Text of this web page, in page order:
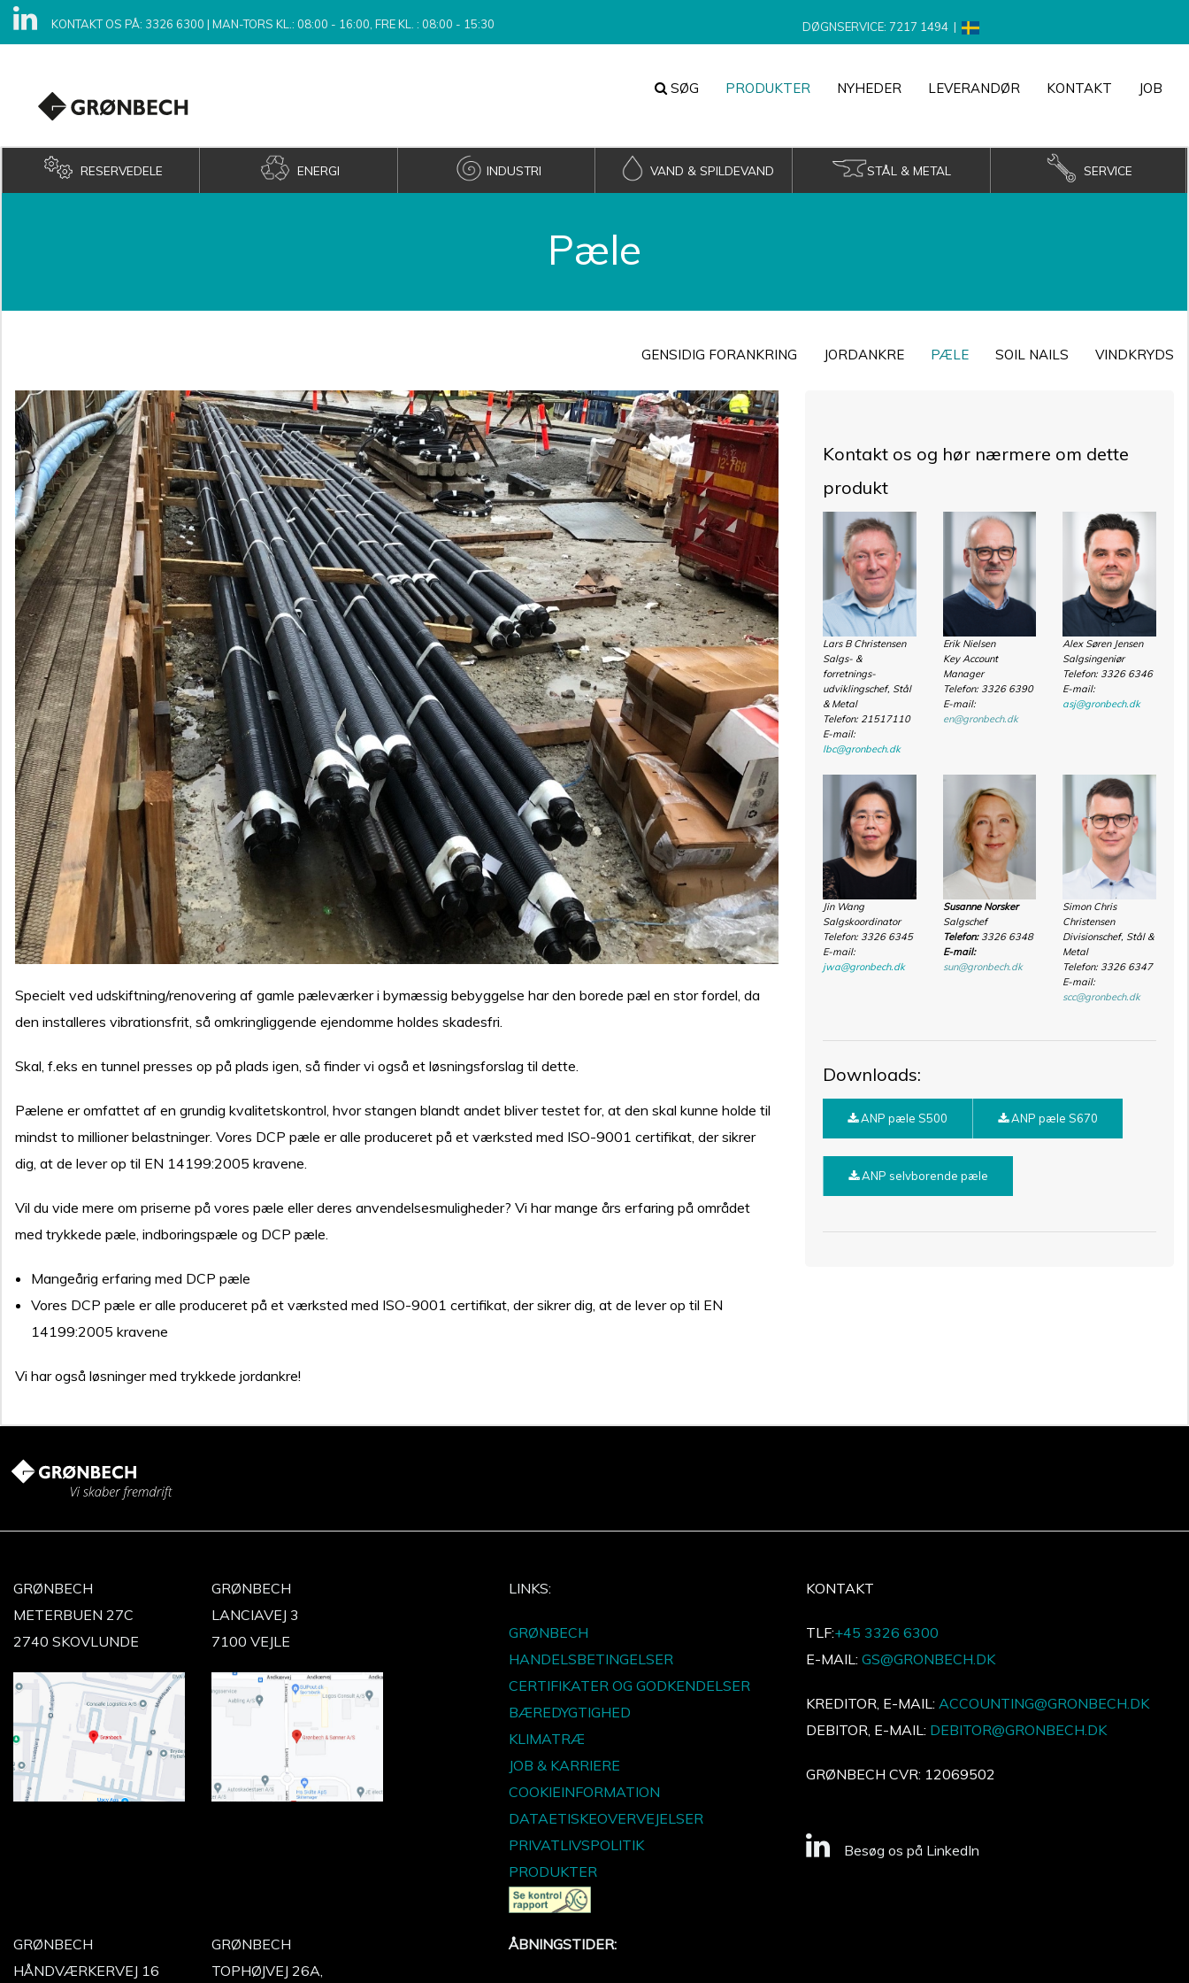
KONTAKT OS PÅ: 3326 6300 | MAN-TORS KL.: 08:00 - 16:00, FRE KL. : 08:00 - 15:30 DØGNSERVICE: 7217 1494|
SØG PRODUKTER NYHEDER LEVERANDØR KONTAKT JOB
RESERVEDELE ENERGI INDUSTRI VAND & SPILDEVAND STÅL & METAL SERVICE
Pæle
GENSIDIG FORANKRING JORDANKRE PÆLE SOIL NAILS VINDKRYDS
Specielt ved udskiftning/renovering af gamle pæleværker i bymæssig bebyggelse har den borede pæl en stor fordel, da
den installeres vibrationsfrit, så omkringliggende ejendomme holdes skadesfri.
Skal, f.eks en tunnel presses op på plads igen, så finder vi også et løsningsforslag til dette.
Pælene er omfattet af en grundig kvalitetskontrol, hvor stangen blandt andet bliver testet for, at den skal kunne holde til
mindst to millioner belastninger. Vores DCP pæle er alle produceret på et værksted med ISO-9001 certifikat, der sikrer
dig, at de lever op til EN 14199:2005 kravene.
Vil du vide mere om priserne på vores pæle eller deres anvendelsesmuligheder? Vi har mange års erfaring på området
med trykkede pæle, indboringspæle og DCP pæle.
Mangeårig erfaring med DCP pæle
Vores DCP pæle er alle produceret på et værksted med ISO-9001 certifikat, der sikrer dig, at de lever op til EN
14199:2005 kravene
Vi har også løsninger med trykkede jordankre!
Kontakt os og hør nærmere om dette
produkt
Lars B Christensen
Salgs- &
forretnings-
udviklingschef, Stål
& Metal
Telefon: 21517110
E-mail:
lbc@gronbech.dk
Erik Nielsen
Key Account
Manager
Telefon: 3326 6390
E-mail:
en@gronbech.dk
Alex Søren Jensen
Salgsingeniør
Telefon: 3326 6346
E-mail:
asj@gronbech.dk
Jin Wang
Salgskoordinator
Telefon: 3326 6345
E-mail:
jwa@gronbech.dk
Susanne Norsker
Salgschef
Telefon: 3326 6348
E-mail:
sun@gronbech.dk
Simon Chris
Christensen
Divisionschef, Stål &
Metal
Telefon: 3326 6347
E-mail:
scc@gronbech.dk
Downloads:
ANP pæle S500 ANP pæle S670
ANP selvborende pæle
GRØNBECH
METERBUEN 27C
2740 SKOVLUNDE
GRØNBECH
LANCIAVEJ 3
7100 VEJLE
LINKS:
GRØNBECH
HANDELSBETINGELSER
CERTIFIKATER OG GODKENDELSER
BÆREDYGTIGHED
KLIMATRÆ
JOB & KARRIERE
COOKIEINFORMATION
DATAETISKEOVERVEJELSER
PRIVATLIVSPOLITIK
PRODUKTER
KONTAKT
TLF:+45 3326 6300
E-MAIL:GS@GRONBECH.DK
KREDITOR, E-MAIL:ACCOUNTING@GRONBECH.DK
DEBITOR, E-MAIL: DEBITOR@GRONBECH.DK
GRØNBECH CVR: 12069502
Besøg os på LinkedIn
GRØNBECH
HÅNDVÆRKERVEJ 16
GRØNBECH
TOPHØJVEJ 26A,
ÅBNINGSTIDER: